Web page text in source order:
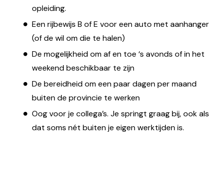
opleiding.
Een rijbewijs B of E voor een auto met aanhanger
(of de wil om die te halen)
De mogelijkheid om af en toe ‘s avonds of in het
weekend beschikbaar te zijn
De bereidheid om een paar dagen per maand
buiten de provincie te werken
Oog voor je collega’s. Je springt graag bij, ook als
dat soms nét buiten je eigen werktijden is.